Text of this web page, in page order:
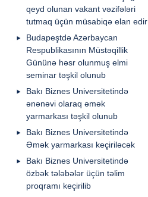
qeyd olunan vakant vəzifələri
tutmaq üçün müsabiqə elan edir
Budapeştdə Azərbaycan
Respublikasının Müstəqillik
Gününə həsr olunmuş elmi
seminar təşkil olunub
Bakı Biznes Universitetində
ənənəvi olaraq əmək
yarmarkası təşkil olunub
Bakı Biznes Universitetində
Əmək yarmarkası keçiriləcək
Bakı Biznes Universitetində
özbək tələbələr üçün təlim
proqramı keçirilib